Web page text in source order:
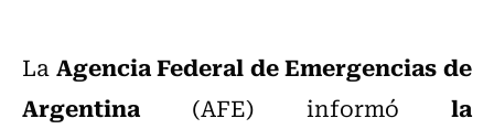
LaAgencia Federal de Emergencias de
Argentina (AFE) informó la